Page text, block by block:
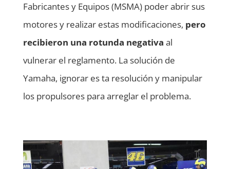
Fabricantes y Equipos (MSMA) poder abrir sus
motores y realizar estas modificaciones, pero
recibieron una rotunda negativa al
vulnerar el reglamento. La solución de
Yamaha, ignorar es ta resolución y manipular
los propulsores para arreglar el problema.